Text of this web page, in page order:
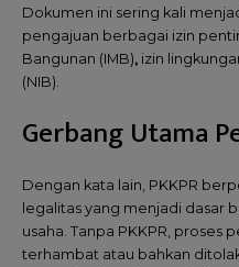
Dokumen ini sering kali
pengajuan berbagai izin
Bangunan (IMB), izin
(NIB).
Gerbang Utama
Dengan kata lain, PKKPR
legalitas yang menjadi dasar
usaha. Tanpa PKKPR, proses
terhambat atau bahkan